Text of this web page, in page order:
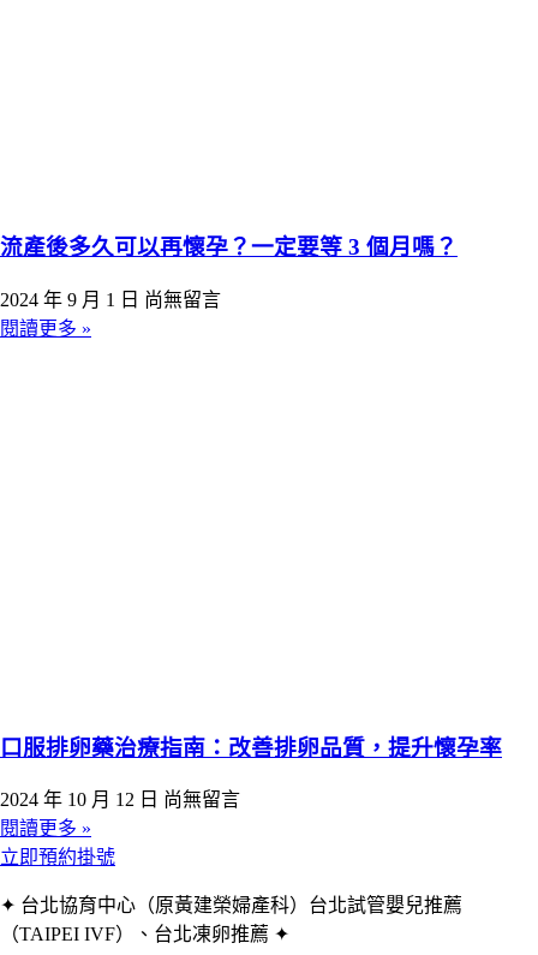
流產後多久可以再懷孕？一定要等 3 個月嗎？
2024 年 9 月 1 日 尚無留言
閱讀更多 »
口服排卵藥治療指南：改善排卵品質，提升懷孕率
2024 年 10 月 12 日 尚無留言
閱讀更多 »
立即預約掛號
✦ 台北協育中心（原黃建榮婦產科）台北試管嬰兒推薦
（TAIPEI IVF）、台北凍卵推薦 ✦